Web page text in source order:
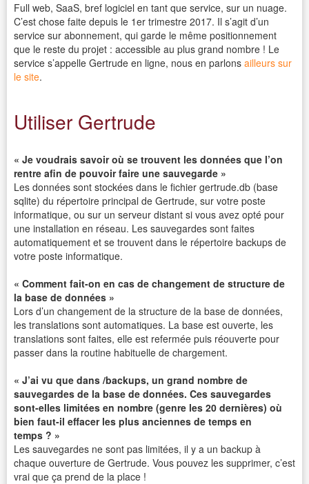
Full web, SaaS, bref logiciel en tant que service, sur un nuage.
C’est chose faite depuis le 1er trimestre 2017. Il s’agit d’un
service sur abonnement, qui garde le même positionnement
que le reste du projet : accessible au plus grand nombre ! Le
service s’appelle Gertrude en ligne, nous en parlons ailleurs sur
le site.
Utiliser Gertrude
« Je voudrais savoir où se trouvent les données que l’on
rentre afin de pouvoir faire une sauvegarde »
Les données sont stockées dans le fichier gertrude.db (base
sqlite) du répertoire principal de Gertrude, sur votre poste
informatique, ou sur un serveur distant si vous avez opté pour
une installation en réseau. Les sauvegardes sont faites
automatiquement et se trouvent dans le répertoire backups de
votre poste informatique.
« Comment fait-on en cas de changement de structure de
la base de données »
Lors d’un changement de la structure de la base de données,
les translations sont automatiques. La base est ouverte, les
translations sont faites, elle est refermée puis réouverte pour
passer dans la routine habituelle de chargement.
« J’ai vu que dans /backups, un grand nombre de
sauvegardes de la base de données. Ces sauvegardes
sont-elles limitées en nombre (genre les 20 dernières) où
bien faut-il effacer les plus anciennes de temps en
temps ? »
Les sauvegardes ne sont pas limitées, il y a un backup à
chaque ouverture de Gertrude. Vous pouvez les supprimer, c’est
vrai que ça prend de la place !